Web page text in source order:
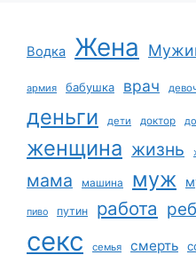
Водка Жена
армия бабушка врач
деньги дети доктор
женщина жизнь
мама машина муж
пиво путин работа
секс семья смерть